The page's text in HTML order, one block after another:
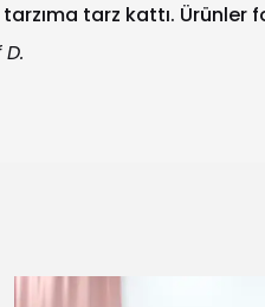
tarz kattı.
D.